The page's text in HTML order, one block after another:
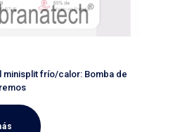
minisplit frío/calor: Bomba de